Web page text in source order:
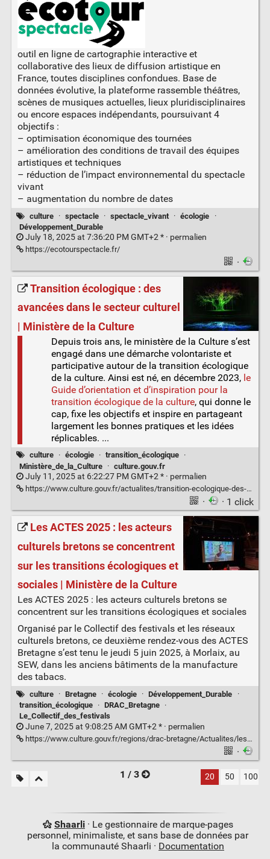
outil en ligne de cartographie interactive et
collaborative des lieux de diffusion artistique en
France, toutes disciplines confondues. Base de
données évolutive, la plateforme rassemble théâtres,
scènes de musiques actuelles, lieux pluridisciplinaires
ou encore espaces indépendants, poursuivant 4
objectifs :
– optimisation économique des tournées
– amélioration des conditions de travail des équipes
artistiques et techniques
– réduction de l’impact environnemental du spectacle
vivant
– augmentation du nombre de dates
culture · spectacle · spectacle_vivant · écologie
·
Développement_Durable
July 18, 2025 at 7:36:20 PM GMT+2 * · permalien
https://ecotourspectacle.fr/
·
Transition écologique : des
avancées dans le secteur culturel
| Ministère de la Culture
Depuis trois ans, le ministère de la Culture s’est
engagé dans une démarche volontariste et
participative autour de la transition écologique
de la culture. Ainsi est né, en décembre 2023, le
Guide d’orientation et d’inspiration pour la
transition écologique de la culture, qui donne le
cap, fixe les objectifs et inspire en partageant
largement les bonnes pratiques et les idées
réplicables. ...
culture · écologie · transition_écologique ·
Ministère_de_la_Culture
· culture.gouv.fr
July 11, 2025 at 6:22:27 PM GMT+2 * · permalien
https://www.culture.gouv.fr/actualites/transition-ecologique-des-avancees-dans-le-secteur-culturel
· · 1 click
Les ACTES 2025 : les acteurs
culturels bretons se concentrent
sur les transitions écologiques et
sociales | Ministère de la Culture
Les ACTES 2025 : les acteurs culturels bretons se
concentrent sur les transitions écologiques et sociales
Organisé par le Collectif des festivals et les réseaux
culturels bretons, ce deuxième rendez-vous des ACTES
Bretagne s’est tenu le jeudi 5 juin 2025, à Morlaix, au
SEW, dans les anciens bâtiments de la manufacture
des tabacs.
culture · Bretagne · écologie · Développement_Durable
·
transition_écologique
· DRAC_Bretagne
·
Le_Collectif_des_festivals
June 7, 2025 at 9:08:25 AM GMT+2 * · permalien
https://www.culture.gouv.fr/regions/drac-bretagne/Actualites/les-actes-2025-les-acteurs-culturels-bretons-se-concentrent-sur-les-transitions-ecologiques-et-sociales
·
1 / 3
20 50 100
Shaarli· Le gestionnaire de marque-pages
personnel, minimaliste, et sans base de données par
la communauté Shaarli · Documentation